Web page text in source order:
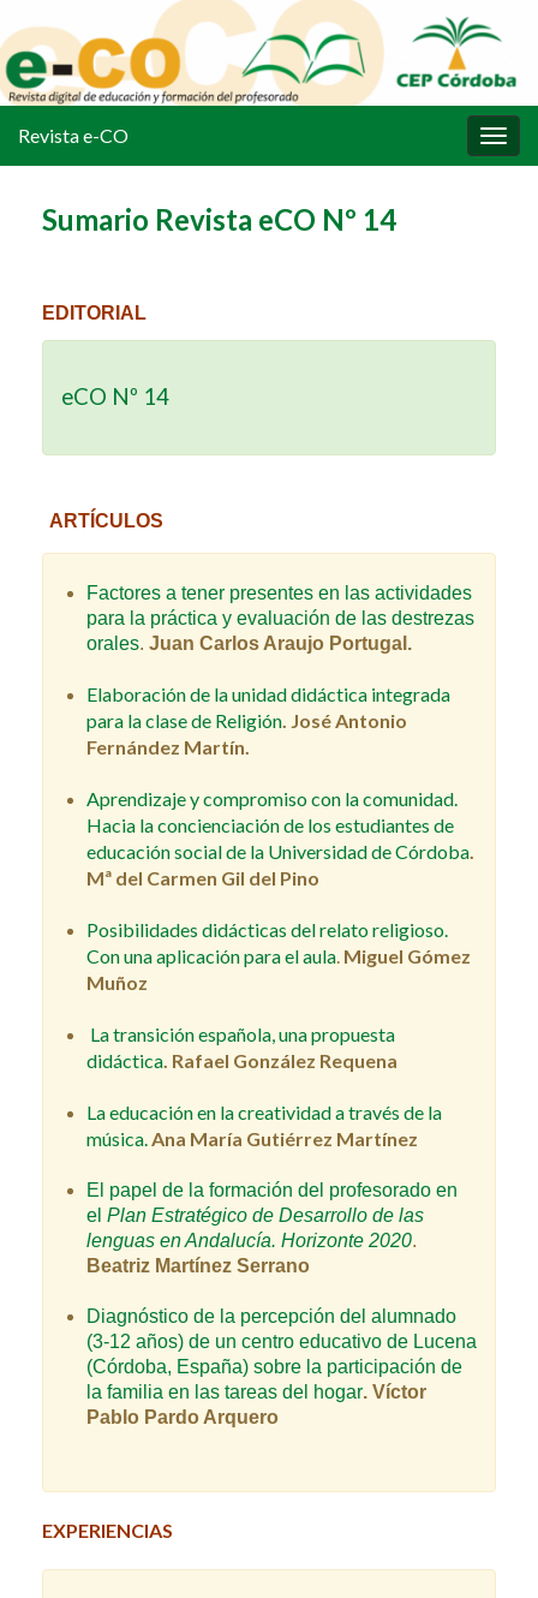
la
Revista e-CO
Sumario Revista eCO Nº 14
EDITORIAL
eCO Nº 14
ARTÍCULOS
Factores a tener presentes en las actividades
para la práctica y evaluación de las destrezas
orales. Juan Carlos Araujo Portugal.
Elaboración de la unidad didáctica integrada
para la clase de Religión José Antonio
Fernández Martín.
Aprendizaje y compromiso con la comunidad.
Hacia la concienciación de los estudiantes de
educación social de la Universidad de Córdoba
Mª del Carmen Gil del Pino
Posibilidades didácticas del relato religioso.
Con una aplicación para el aula Miguel Gómez
Muñoz
La transición española, una propuesta
didáctica . Rafael González Requena
La educación en la creatividad a través de la
música. Ana María Gutiérrez Martínez
El papel de la formación del profesorado en
el Plan Estratégico de Desarrollo de las
lenguas en Andalucía. Horizonte 2020.
Beatriz Martínez Serrano
Diagnóstico de la percepción del alumnado
(3-12 años) de un centro educativo de Lucena
(Córdoba, España) sobre la participación de
la familia en las tareas del hogar. Víctor
Pablo Pardo Arquero
EXPERIENCIAS